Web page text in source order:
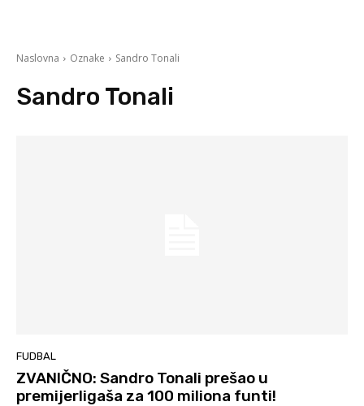
Naslovna Oznake Sandro Tonali
Sandro Tonali
FUDBAL
ZVANIČNO: Sandro Tonali prešao u
premijerligaša za 100 miliona funti!